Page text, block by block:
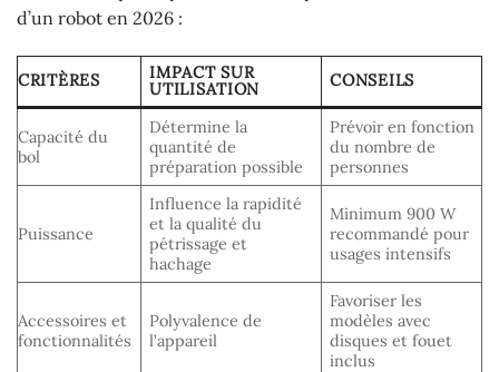
d’un robot en 2026 :
CRITÈRES
IMPACT SUR
UTILISATION
CONSEILS
Capacité du
bol
Détermine la
quantité de
préparation possible
Prévoir en fonction
du nombre de
personnes
Puissance
Influence la rapidité
et la qualité du
pétrissage et
hachage
Minimum 900 W
recommandé pour
usages intensifs
Accessoires et
fonctionnalités
Polyvalence de
l’appareil
Favoriser les
modèles avec
disques et fouet
inclus